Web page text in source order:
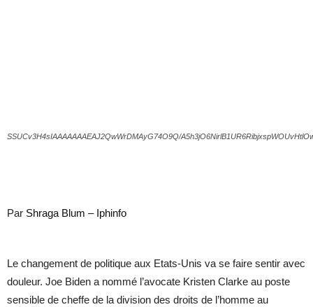
SSUCv3H4sIAAAAAAAEAJ2QwWrDMAyG74O9Q/
Par Shraga Blum – Iphinfo
Le changement de politique aux Etats-Unis va se faire sentir avec
douleur. Joe Biden a nommé l’avocate Kristen Clarke au poste
sensible de cheffe de la division des droits de l’homme au